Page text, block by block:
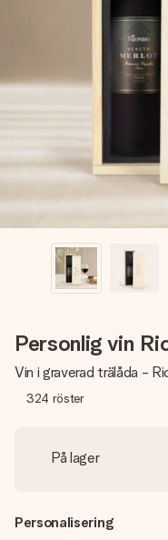
Gratis hälsning
Skapa något unikt
namn, ditt foto eller
hennes hjärta. Inget
Personlig vin
Vin i graverad trälåda -
324 röster
På lager
Personalisering